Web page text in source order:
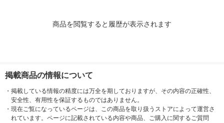
商品を閲覧すると履歴が表示されます
掲載商品の情報について
・ 掲載している情報の精度には万全を期しておりますが、その内容の正確性、
安全性、有用性を保証するものではありません。
・ 現在ご覧になっているページは、この商品を取り扱うストアによって運営さ
れています。ページに記載されている内容や商品、ご購入に関するご質問